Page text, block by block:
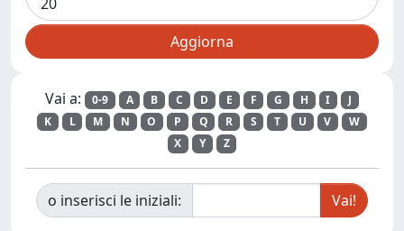
Vai a: 0-9 A B C D E F G H I
J
K
L M N O P Q R S T U V
W
X
Y Z
o inserisci le iniziali: